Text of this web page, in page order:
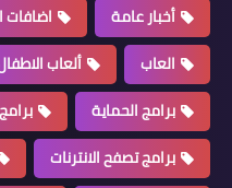
أخبار عامة اضافات
العاب
ألعاب
برامج الحماية
برامج تصفح الانترنات